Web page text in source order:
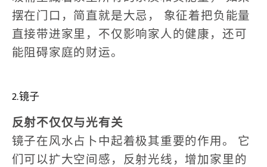
摆在门口，简直就是大忌，
象征着把负能量
直接带进家里，不仅影响家人的健康，还可
能阻碍家庭的财运。
2.镜子
反射不仅仅与光有关
镜子在风水占卜中起着极其重要的作用。
它
们可以扩大空间感，反射光线，增加家里的